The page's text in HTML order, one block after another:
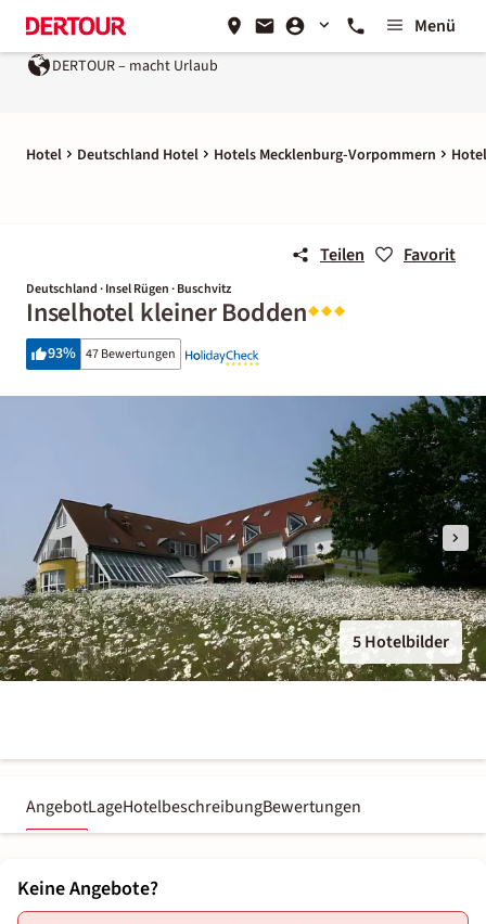
Menü
DERTOUR – macht Urlaub
Hotel Deutschland Hotel Hotels Mecklenburg-Vorpommern
Teilen Favorit
Deutschland · Insel Rügen · Buschvitz
Inselhotel kleiner Bodden
93% 47 Bewertungen
5 Hotelbilder
AngebotLageHotelbeschreibungBewertungen
Keine Angebote?